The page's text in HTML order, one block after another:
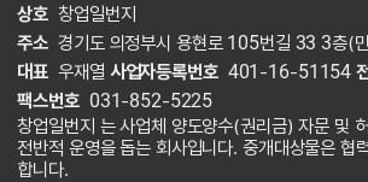
상호 창업일번지
주소 경기도 의정부시 용현로 105번길 33 3층(
대표 우재열 사업자등록번호 401-16-51154
팩스번호 031-852-5225
창업일번지 는 사업체 양도양수(권리금) 자문 및
전반적 운영을 돕는 회사입니다. 중개대상물은 협
합니다.